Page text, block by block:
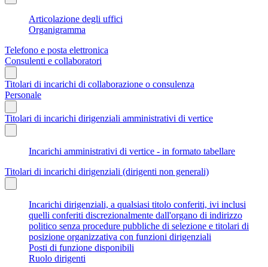
Articolazione degli uffici
Organigramma
Telefono e posta elettronica
Consulenti e collaboratori
Titolari di incarichi di collaborazione o consulenza
Personale
Titolari di incarichi dirigenziali amministrativi di vertice
Incarichi amministrativi di vertice - in formato tabellare
Titolari di incarichi dirigenziali (dirigenti non generali)
Incarichi dirigenziali, a qualsiasi titolo conferiti, ivi inclusi
quelli conferiti discrezionalmente dall'organo di indirizzo
politico senza procedure pubbliche di selezione e titolari di
posizione organizzativa con funzioni dirigenziali
Posti di funzione disponibili
Ruolo dirigenti